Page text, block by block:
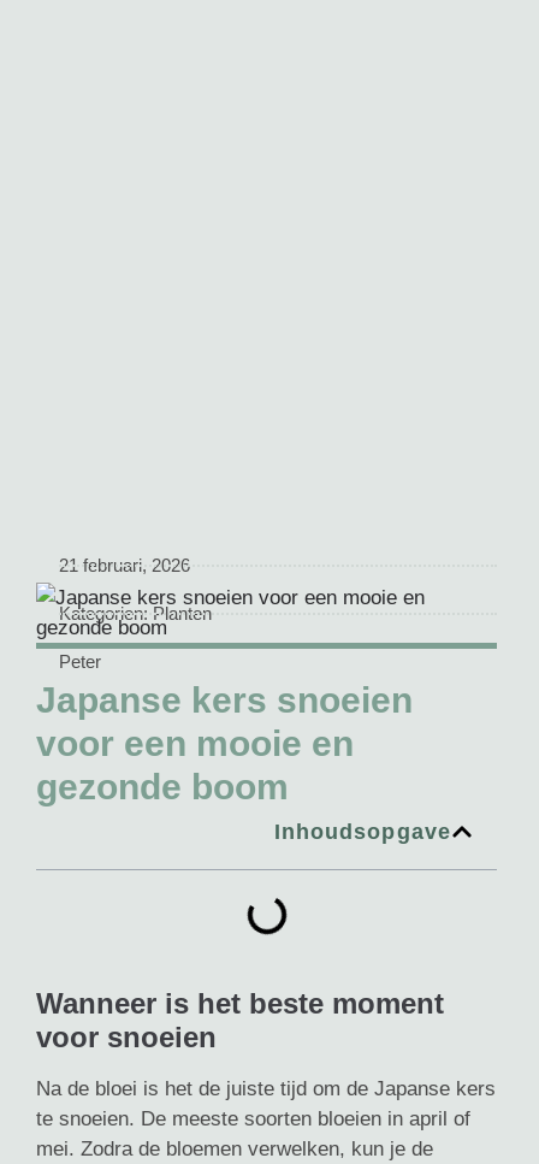
21 februari, 2026
Kategorien: Planten
Peter
Japanse kers snoeien
voor een mooie en
gezonde boom
Inhoudsopgave
Wanneer is het beste moment
voor snoeien
Na de bloei is het de juiste tijd om de Japanse kers
te snoeien. De meeste soorten bloeien in april of
mei. Zodra de bloemen verwelken, kun je de